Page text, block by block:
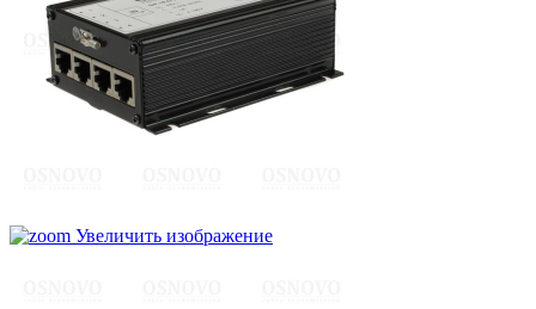
Увеличить изображение